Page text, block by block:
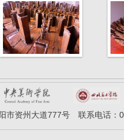
市资州大道777号 联系电话：